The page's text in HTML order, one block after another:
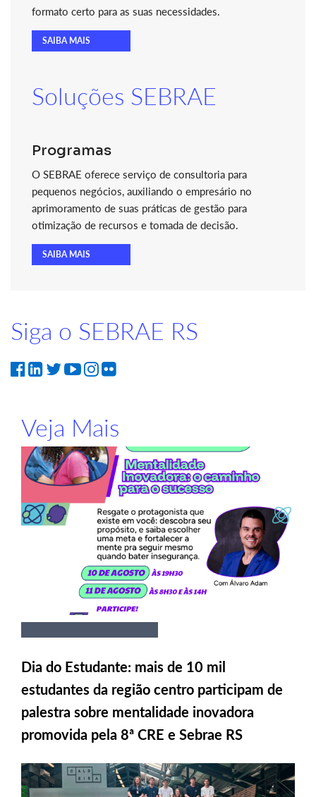
formato certo para as suas necessidades.
SAIBA MAIS
Soluções SEBRAE
Programas
O SEBRAE oferece serviço de consultoria para
pequenos negócios, auxiliando o empresário no
aprimoramento de suas práticas de gestão para
otimização de recursos e tomada de decisão.
SAIBA MAIS
Siga o SEBRAE RS
Veja Mais
Dia do Estudante: mais de 10 mil
estudantes da região centro participam de
palestra sobre mentalidade inovadora
promovida pela 8ª CRE e Sebrae RS